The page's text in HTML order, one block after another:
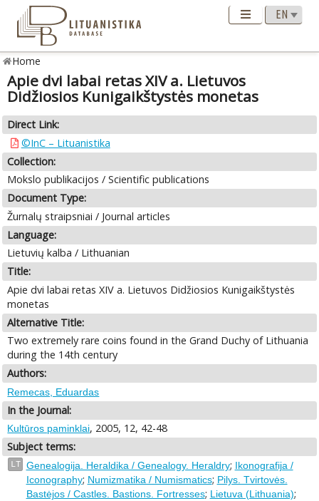
Home
Apie dvi labai retas XIV a. Lietuvos
Didžiosios Kunigaikštystės monetas
Direct Link:
©InC – Lituanistika
Collection:
Mokslo publikacijos / Scientific publications
Document Type:
Žurnalų straipsniai / Journal articles
Language:
Lietuvių kalba / Lithuanian
Title:
Apie dvi labai retas XIV a. Lietuvos Didžiosios Kunigaikštystės
monetas
Alternative Title:
Two extremely rare coins found in the Grand Duchy of Lithuania
during the 14th century
Authors:
Remecas, Eduardas
In the Journal:
Kultūros paminklai, 2005, 12, 42-48
Subject terms:
LT Genealogija. Heraldika / Genealogy. Heraldry; Ikonografija /
Iconography; Numizmatika / Numismatics; Pilys. Tvirtovės.
Bastėjos / Castles. Bastions. Fortresses; Lietuva (Lithuania);